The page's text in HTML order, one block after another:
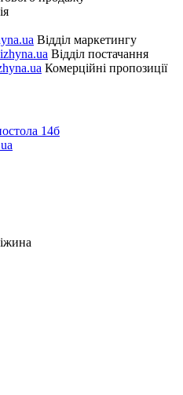
Відділ маркетингу
Відділ постачання
Комерційні пропозиції
14б